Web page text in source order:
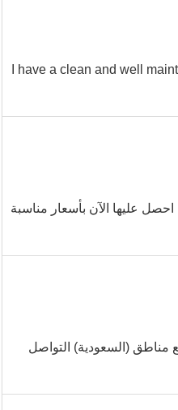
...I have a clean and well
احصل عليها الآن بأسعار مناسبة
في جميع مناطق (السعودية) التواصل